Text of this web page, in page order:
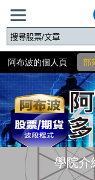
阿布波的個人頁 部
學院介